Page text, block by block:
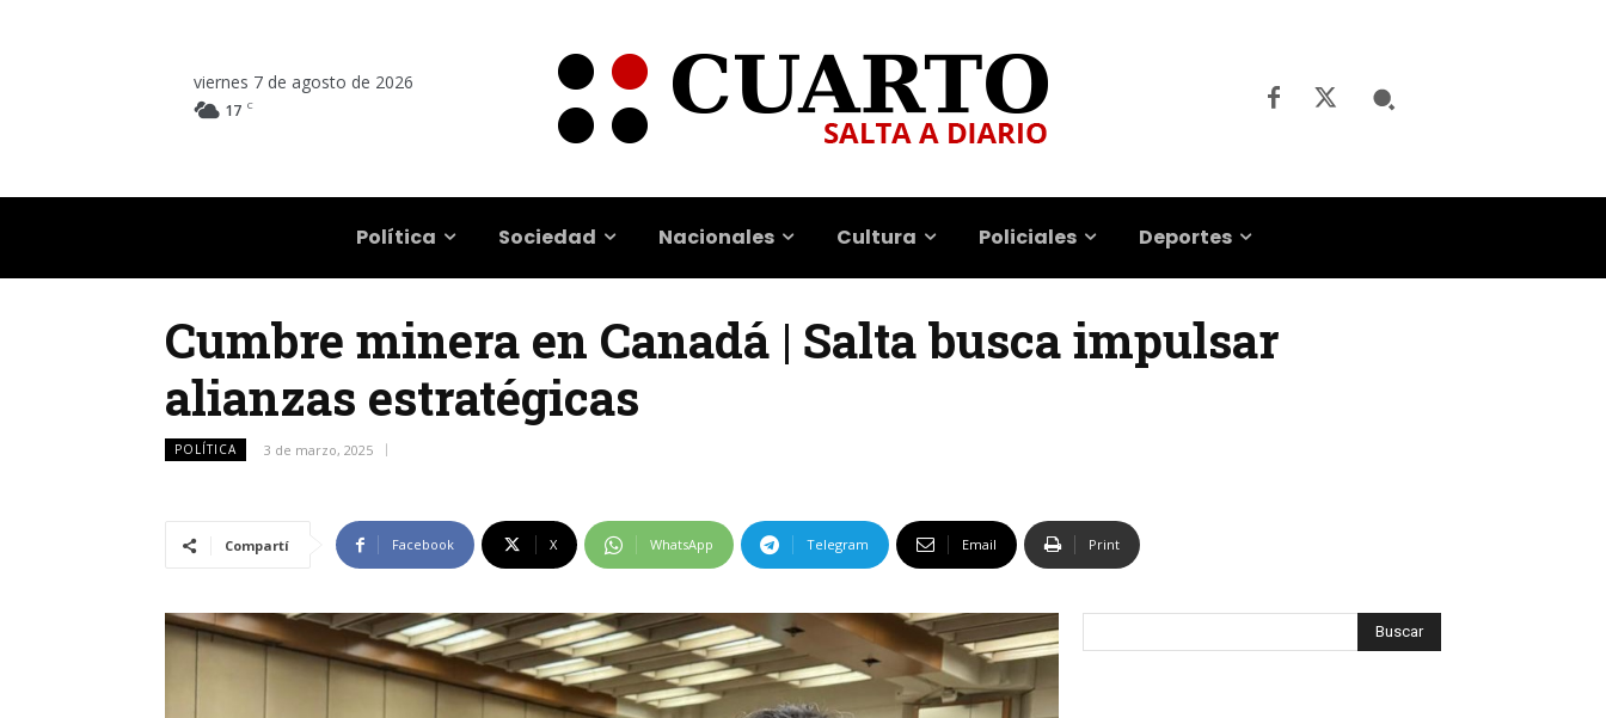
viernes 7 de agosto de 2026
17 C
Política Sociedad Nacionales Cultura Policiales Deportes
Cumbre minera en Canadá | Salta busca impulsar
alianzas estratégicas
POLÍTICA 3 de marzo, 2025
Compartí Facebook X WhatsApp Telegram Email Print